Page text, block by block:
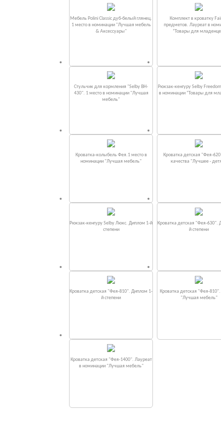
Мебель Polini Classic дуб-белый глянец.
1 место в номинации "Лучшая мебель
& Аксессуары"
Комплект в кроватку
предметов. Лауреат в
“Товары для
Стульчик для кормления "Selby BH-
430". 1 место в номинации "Лучшая
мебель"
Рюкзак-кенгуру Selby
в номинации “Товары для
Кроватка-колыбель Фея.1 место в
номинации "Лучшая мебель"
Кроватка детская "Фея-
качества "Лучшее -
Рюкзак-кенгуру Selby Люкс. Диплом 1-й
степени
Кроватка детская "Фея-630".
й степени
Кроватка детская "Фея-810". Диплом 1-
й степени
Кроватка детская "Фея-
"Лучшая мебель"
Кроватка детская "Фея-1400". Лауреат
в номинации "Лучшая мебель"